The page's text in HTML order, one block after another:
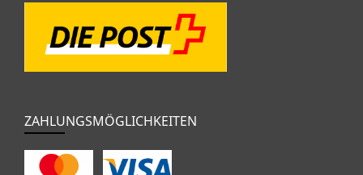
ZAHLUNGSMÖGLICHKEITEN